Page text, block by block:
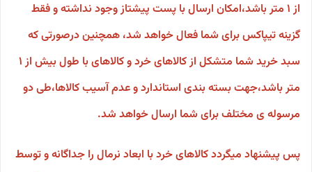
از ۱ متر باشد،امکان ارسال با پست پیشتاز وجود نداشته و فقط
گزینه تیپاکس برای شما فعال خواهد شد، همچنین درصورتی که
سبد خرید شما متشکل از کالاهای خرد و کالاهای با طول بیش از ۱
متر باشد،جهت بسته بندی استاندارد و عدم آسیب کالاها،طی دو
مرسوله ی مختلف برای شما ارسال خواهد شد.
پس پیشنهاد میگردد کالاهای خرد با ابعاد نرمال را جداگانه و توسط